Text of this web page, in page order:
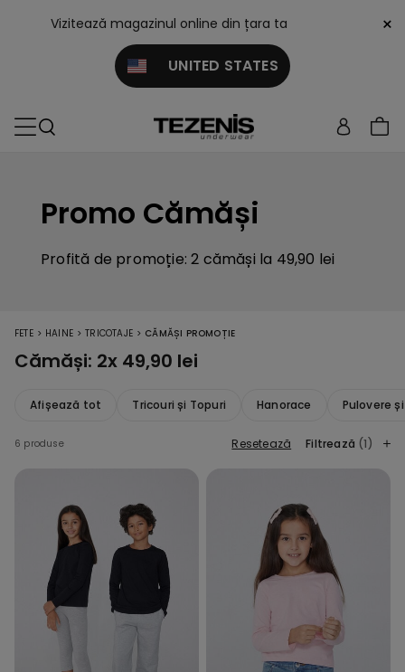
Vizitează magazinul online din țara ta
UNITED STATES
×
Promo Cămăși
Profită de promoție: 2 cămăși la 49,90 lei
FETE > HAINE > TRICOTAJE > CĂMĂȘI PROMOȚIE
Cămăși: 2x 49,90 lei
Afișează tot Tricouri și Topuri Hanorace Pulovere
6 produse Resetează Filtrează (1)